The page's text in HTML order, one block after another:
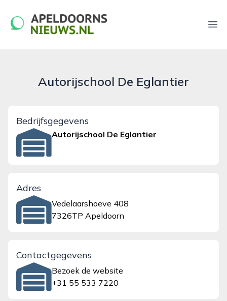
apeldoornsnieuws.nl
Autorijschool De Eglantier
Bedrijfsgegevens
Autorijschool De Eglantier
Adres
Vedelaarshoeve 408
7326TP Apeldoorn
Contactgegevens
Bezoek de website
+31 55 533 7220